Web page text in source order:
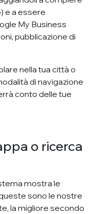
e a essere
My Business
pubblicazione di
nella tua città o
di navigazione
conto delle tue
o ricerca
mostra le
sono le nostre
la migliore secondo